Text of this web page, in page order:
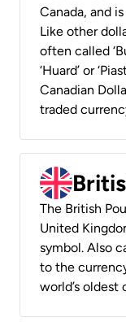
Canada, and
Like other
often called
‘Huard’ or
Canadian
traded
The British
United
symbol. Also
to the
world’s oldest